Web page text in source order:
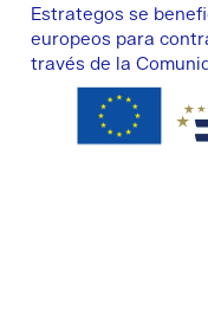
Estrategos se
europeos para
través de la